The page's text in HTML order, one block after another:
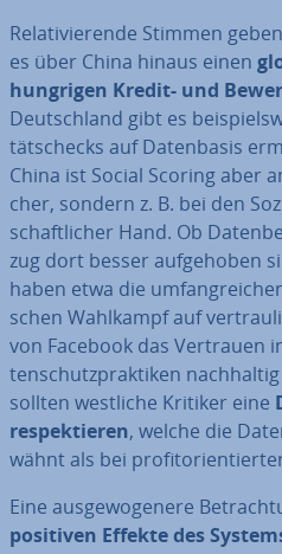
Re­la­ti­vie­ren­de Stimmen
es über China hinaus einen
hung­ri­gen Kredit- und
Deutsch­land gibt es
täts­checks auf Da­ten­ba­sis
China ist Social Scoring
cher, sondern z. B. bei den
schaft­li­cher Hand. Ob
zug dort besser auf­ge­ho­ben
haben etwa die
schen Wahlkampf auf
von Facebook das Vertrauen
ten­schutz­prak­ti­ken
sollten westliche Kritiker eine
re­spek­tie­ren, welche die
wähnt als bei
Eine aus­ge­wo­ge­ne­re
positiven Effekte des